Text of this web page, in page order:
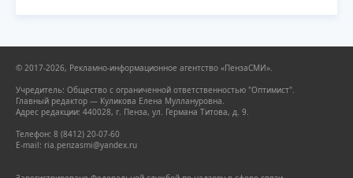
© 2017-2026, Рекламно-информационное агентство «ПензаСМИ».
Учредитель: Общество с ограниченной ответственностью "Оптимист".
Главный редактор — Куликова Елена Муллануровна.
Адрес редакции: 440028, г. Пенза, ул. Германа Титова, д. 9.
Телефон: 8 (8412) 20-07-60
E-mail: ria.penzasmi@yandex.ru